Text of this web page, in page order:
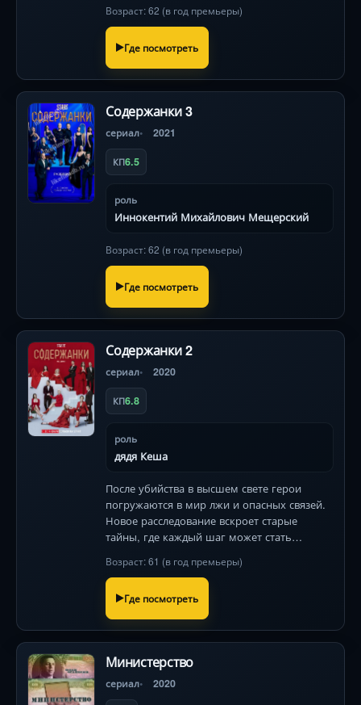
Возраст: 62 (в год премьеры)
Где посмотреть
Содержанки 3
сериал 2021
КП6.5
роль
Иннокентий Михайлович Мещерский
Возраст: 62 (в год премьеры)
Где посмотреть
Содержанки 2
сериал 2020
КП6.8
роль
дядя Кеша
После убийства в высшем свете герои
погружаются в мир лжи и опасных связей.
Новое расследование вскроет старые
тайны, где каждый шаг может стать
игры на выживание.
Возраст: 61 (в год премьеры)
Где посмотреть
Министерство
сериал 2020